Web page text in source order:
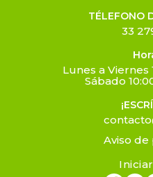
TÉLEFONO
33
Lunes a Viernes
Sábado
Aviso de